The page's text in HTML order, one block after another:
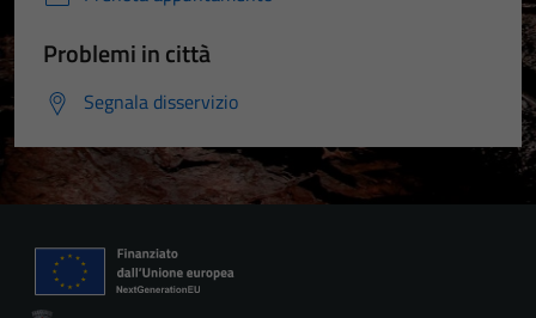
Problemi in città
Segnala disservizio